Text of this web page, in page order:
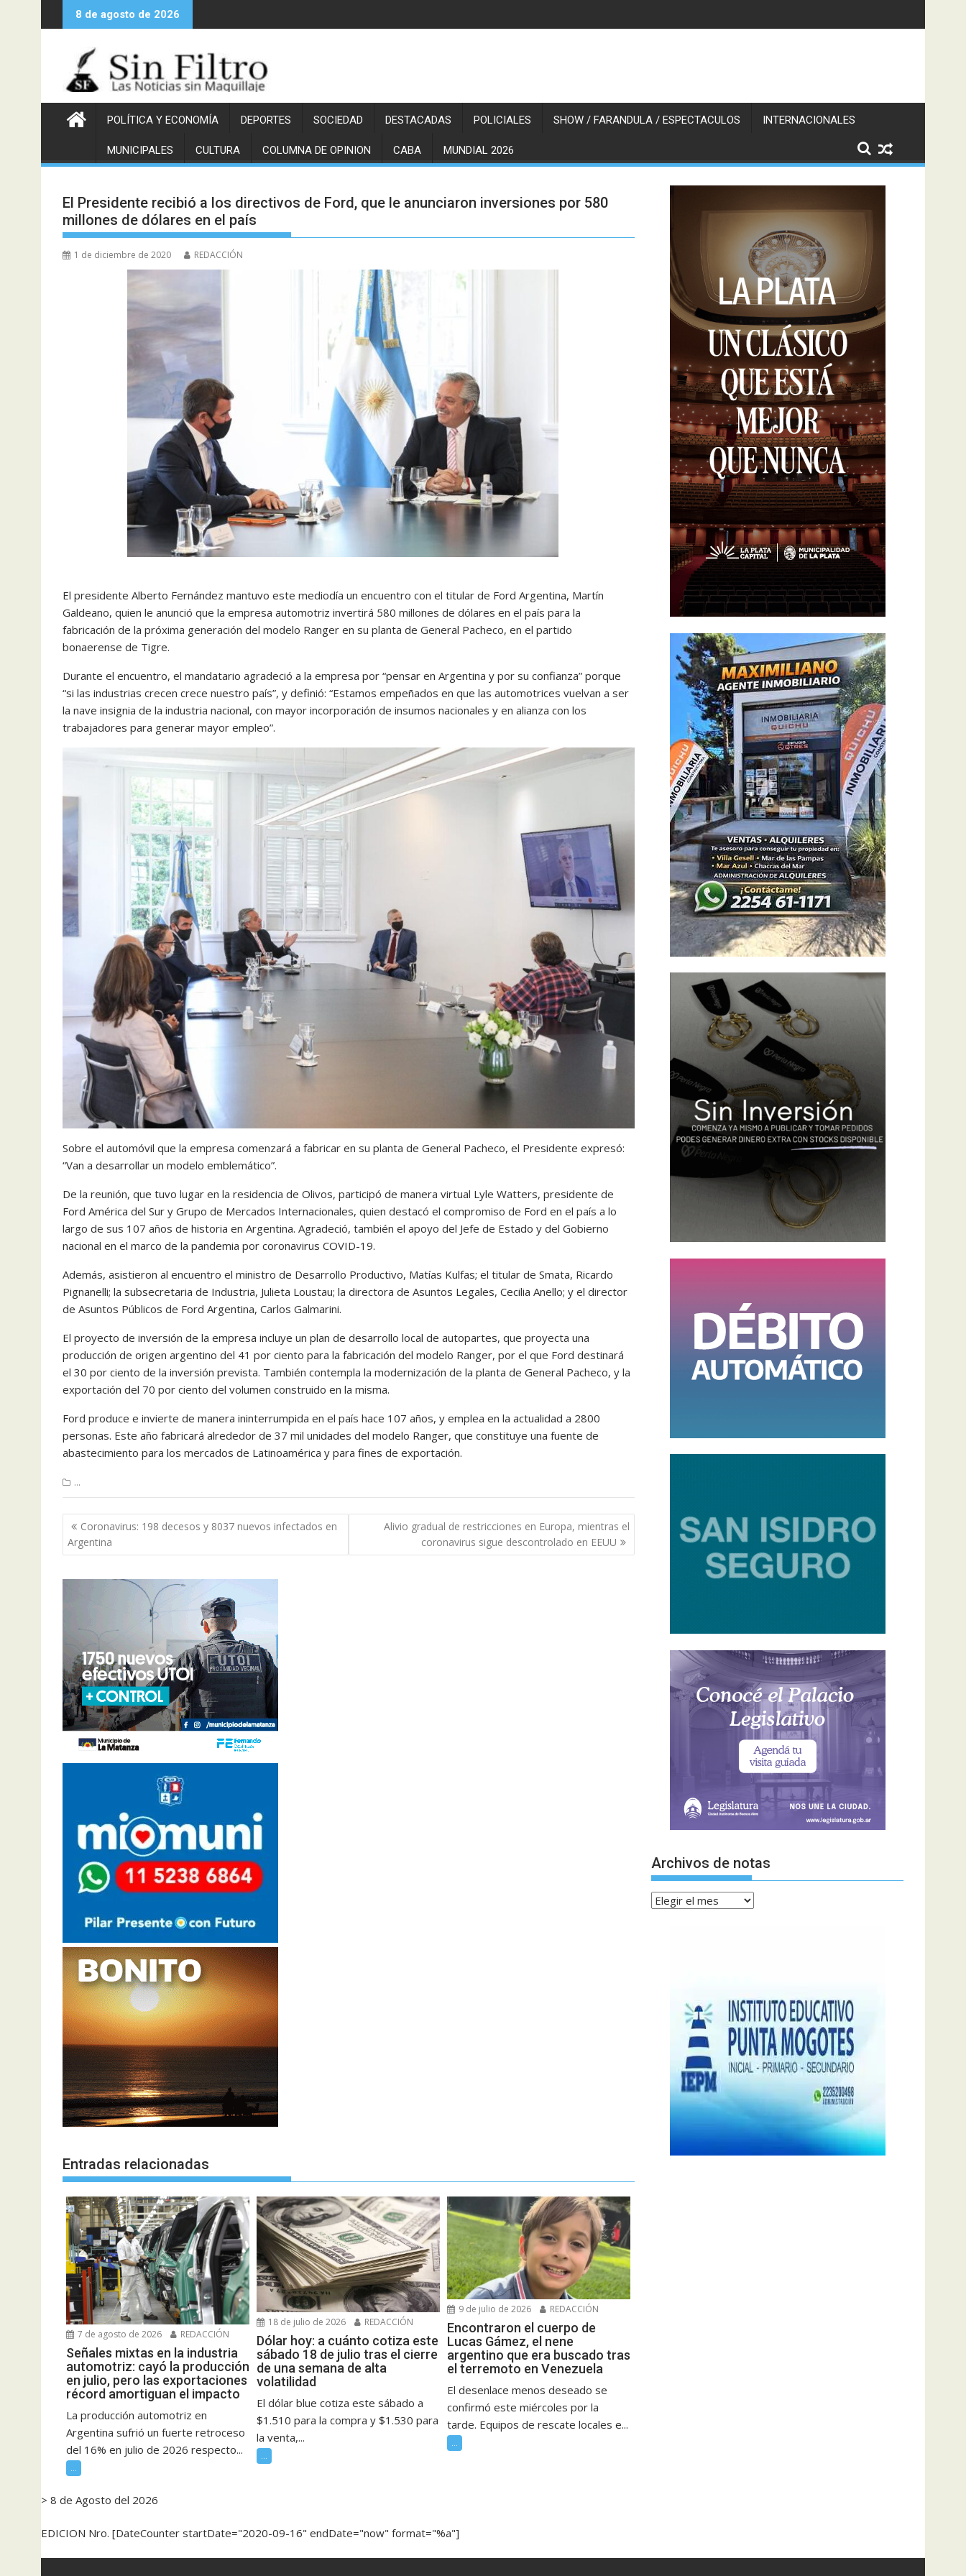
al
8 de agosto de 2026
POLÍTICA Y ECONOMÍA DEPORTES SOCIEDAD DESTACADAS POLICIALES SHOW / FARANDULA / ESPECTACULOS INTERNACIONALES
MUNICIPALES CULTURA COLUMNA DE OPINION CABA MUNDIAL 2026
El Presidente recibió a los directivos de Ford, que le anunciaron inversiones por 580
millones de dólares en el país
1 de diciembre de 2020 REDACCIÓN
El presidente Alberto Fernández mantuvo este mediodía un encuentro con el titular de Ford Argentina, Martín
Galdeano, quien le anunció que la empresa automotriz invertirá 580 millones de dólares en el país para la
fabricación de la próxima generación del modelo Ranger en su planta de General Pacheco, en el partido
bonaerense de Tigre.
Durante el encuentro, el mandatario agradeció a la empresa por “pensar en Argentina y por su confianza” porque
“si las industrias crecen crece nuestro país”, y definió: “Estamos empeñados en que las automotrices vuelvan a ser
la nave insignia de la industria nacional, con mayor incorporación de insumos nacionales y en alianza con los
trabajadores para generar mayor empleo”.
Sobre el automóvil que la empresa comenzará a fabricar en su planta de General Pacheco, el Presidente expresó:
“Van a desarrollar un modelo emblemático”.
De la reunión, que tuvo lugar en la residencia de Olivos, participó de manera virtual Lyle Watters, presidente de
Ford América del Sur y Grupo de Mercados Internacionales, quien destacó el compromiso de Ford en el país a lo
largo de sus 107 años de historia en Argentina. Agradeció, también el apoyo del Jefe de Estado y del Gobierno
nacional en el marco de la pandemia por coronavirus COVID-19.
Además, asistieron al encuentro el ministro de Desarrollo Productivo, Matías Kulfas; el titular de Smata, Ricardo
Pignanelli; la subsecretaria de Industria, Julieta Loustau; la directora de Asuntos Legales, Cecilia Anello; y el director
de Asuntos Públicos de Ford Argentina, Carlos Galmarini.
El proyecto de inversión de la empresa incluye un plan de desarrollo local de autopartes, que proyecta una
producción de origen argentino del 41 por ciento para la fabricación del modelo Ranger, por el que Ford destinará
el 30 por ciento de la inversión prevista. También contempla la modernización de la planta de General Pacheco, y la
exportación del 70 por ciento del volumen construido en la misma.
Ford produce e invierte de manera ininterrumpida en el país hace 107 años, y emplea en la actualidad a 2800
personas. Este año fabricará alrededor de 37 mil unidades del modelo Ranger, que constituye una fuente de
abastecimiento para los mercados de Latinoamérica y para fines de exportación.
...
Navegación
de
entradas
Coronavirus: 198 decesos y 8037 nuevos infectados en
Argentina
Alivio gradual de restricciones en Europa, mientras el
coronavirus sigue descontrolado en EEUU
Entradas relacionadas
7 de agosto de 2026 REDACCIÓN
Señales mixtas en la industria
automotriz: cayó la producción
en julio, pero las exportaciones
récord amortiguan el impacto
La producción automotriz en
Argentina sufrió un fuerte retroceso
del 16% en julio de 2026 respecto...
18 de julio de 2026 REDACCIÓN
Dólar hoy: a cuánto cotiza este
sábado 18 de julio tras el cierre
de una semana de alta
volatilidad
El dólar blue cotiza este sábado a
$1.510 para la compra y $1.530 para
la venta,...
9 de julio de 2026 REDACCIÓN
Encontraron el cuerpo de
Lucas Gámez, el nene
argentino que era buscado tras
el terremoto en Venezuela
El desenlace menos deseado se
confirmó este miércoles por la
tarde. Equipos de rescate locales e...
Archivos de notas
Archivos
> 8 de Agosto del 2026
EDICION Nro. [DateCounter startDate="2020-09-16" endDate="now" format="%a"]